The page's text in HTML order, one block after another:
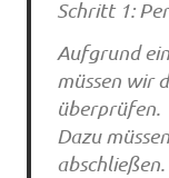
Schritt 1:
Aufgrund
müssen wir
überprüfen.
Dazu
abschließen.